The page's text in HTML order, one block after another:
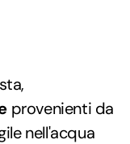
provenienti da
nell'acqua